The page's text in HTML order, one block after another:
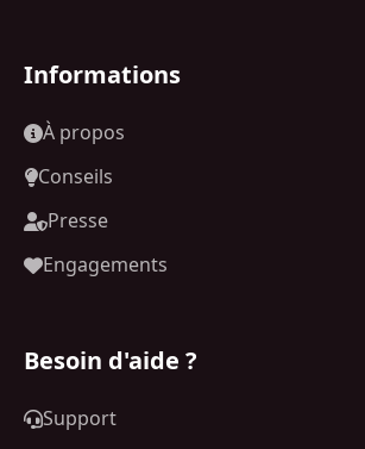
Informations
À propos
Conseils
Presse
Engagements
Besoin d'aide ?
Support